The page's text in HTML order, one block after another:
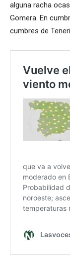
alguna racha
Gomera. En
cumbres de